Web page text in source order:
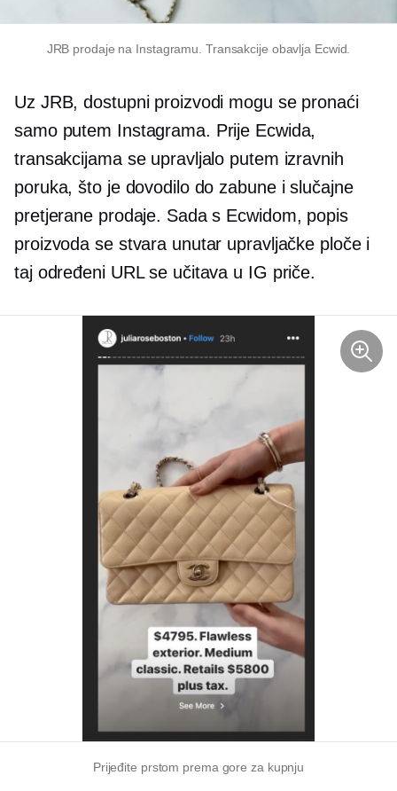
JRB prodaje na Instagramu. Transakcije obavlja Ecwid.
Uz JRB, dostupni proizvodi mogu se pronaći
samo putem Instagrama. Prije Ecwida,
transakcijama se upravljalo putem izravnih
poruka, što je dovodilo do zabune i slučajne
pretjerane prodaje. Sada s Ecwidom, popis
proizvoda se stvara unutar upravljačke ploče i
taj određeni URL se učitava u IG priče.
Prijeđite prstom prema gore za kupnju